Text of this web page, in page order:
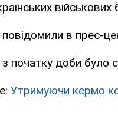
в прес-
початку доби було
Утримуючи кермо